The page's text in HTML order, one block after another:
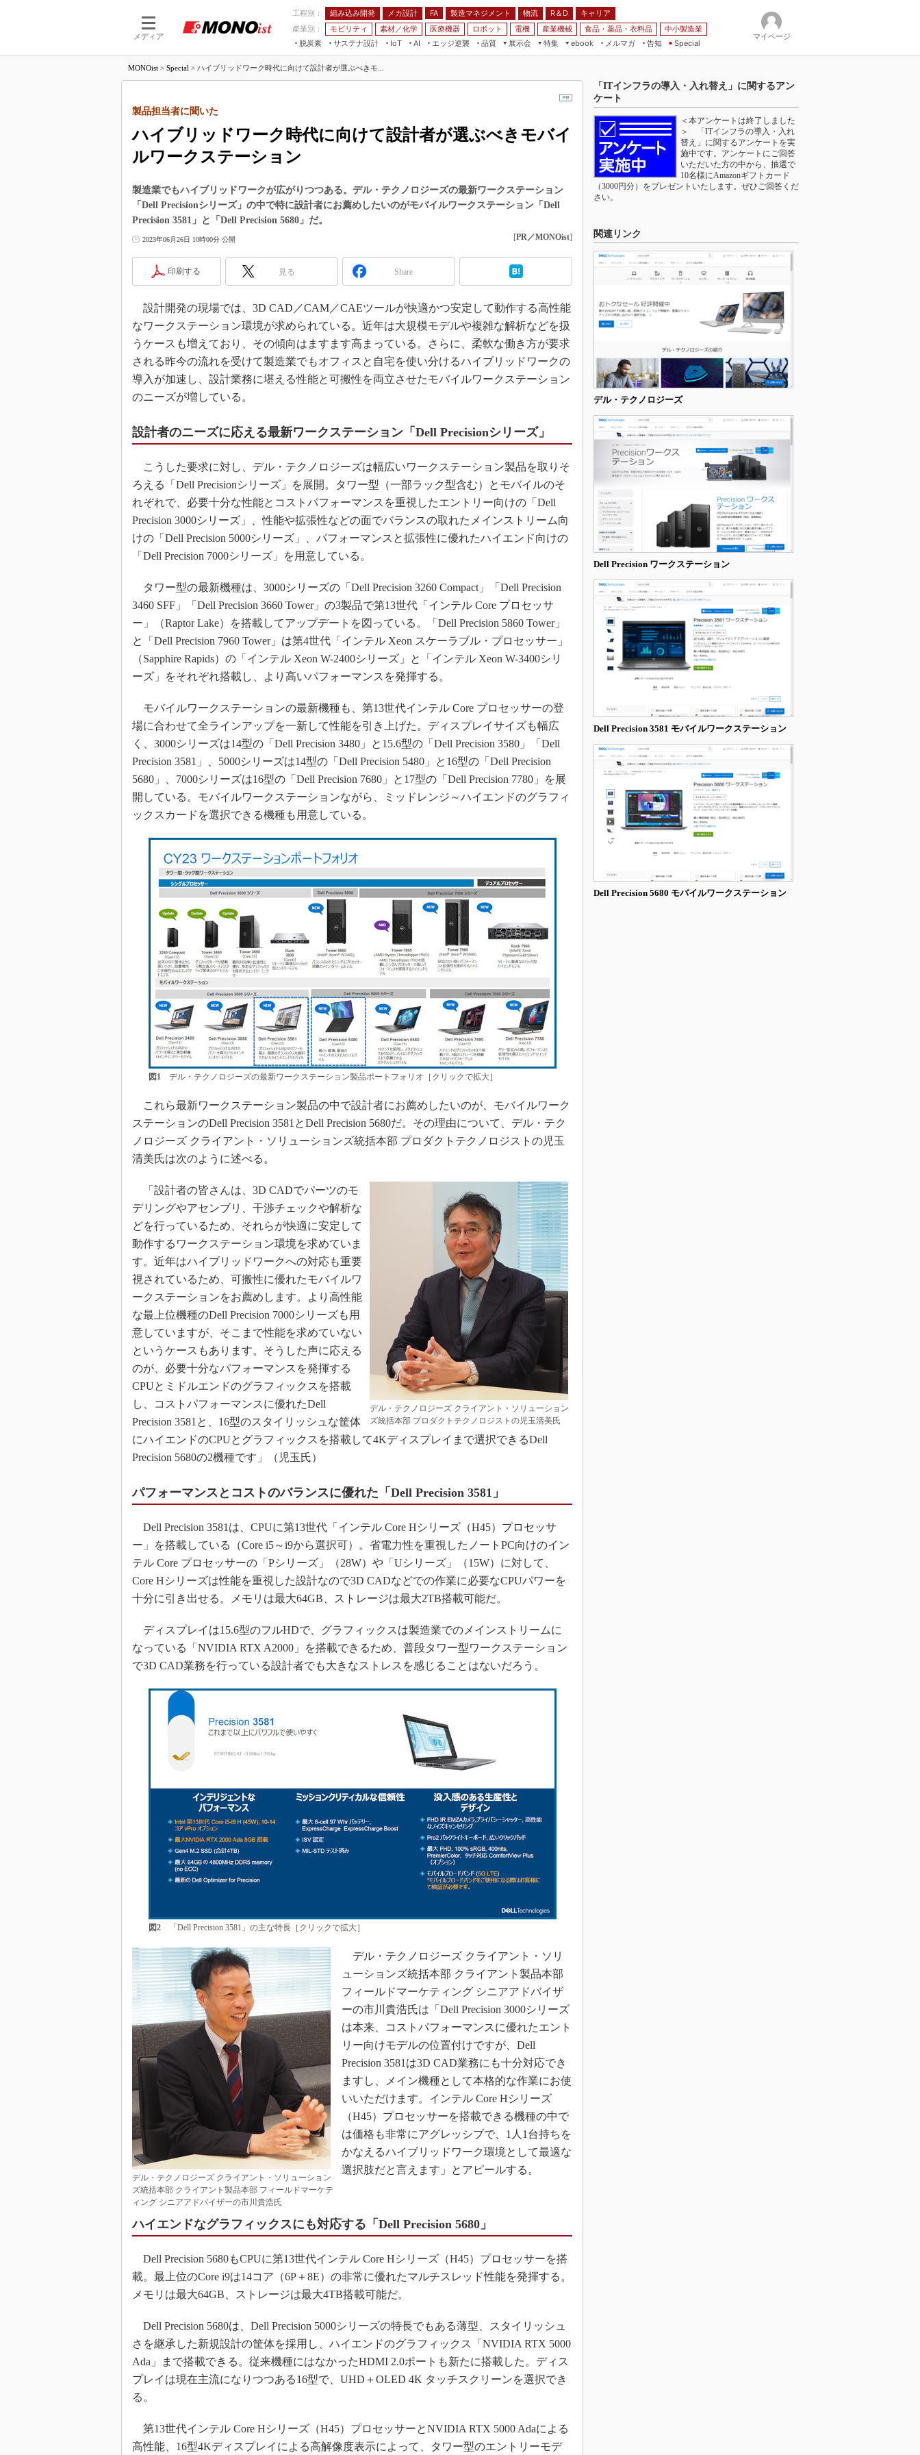
メディア
工程別： 組み込み開発 メカ設計 FA 製造マネジメント 物流 R＆D
キャリア
産業別：
モビリティ 素材／化学 医療機器 ロボット 電機 産業機械 食品・薬品・衣料品
中小製造業
脱炭素
サステナ設計
IoT
つながる工場
AI
AI×設備保全
エッジ逆襲 品質
展示会
JIMTOF
IIFES
TECHNO-FRONTIER
EdgeTech+
産業オープンネット展
特集
つながるクルマ
フィールドサービス
組み込み画像技術
組み込みモデリング
ISO26262
3Dプリンタ
デジタルツインとCAE
インダストリー4.0
メイドインジャパン
知財マネジメント
海外生産
グローバル設計・開発
制御セキュリティ
ebook
メカ設計
モビリティ
メルマガ
告知 Special
マイページ
MONOist > Special > ハイブリッドワーク時代に向けて設計者が選ぶべきモ...
ハイブリッドワーク時代に向けて設計者が選ぶべきモバイ
ルワークステーション
製品担当者に聞いた
製造業でもハイブリッドワークが広がりつつある。デル・テクノロジーズの最新ワークステーション
「Dell Precisionシリーズ」の中で特に設計者にお薦めしたいのがモバイルワークステーション「Dell
Precision 3581」と「Dell Precision 5680」だ。
2023年06月26日 10時00分 公開 [PR／MONOist]
印刷する 見る Share
設計開発の現場では、3D CAD／CAM／CAEツールが快適かつ安定して動作する高性能
なワークステーション環境が求められている。近年は大規模モデルや複雑な解析などを扱
うケースも増えており、その傾向はますます高まっている。さらに、柔軟な働き方が要求
される昨今の流れを受けて製造業でもオフィスと自宅を使い分けるハイブリッドワークの
導入が加速し、設計業務に堪える性能と可搬性を両立させたモバイルワークステーション
のニーズが増している。
設計者のニーズに応える最新ワークステーション「Dell Precisionシリーズ」
こうした要求に対し、デル・テクノロジーズは幅広いワークステーション製品を取りそ
ろえる「Dell Precisionシリーズ」を展開。タワー型（一部ラック型含む）とモバイルのそ
れぞれで、必要十分な性能とコストパフォーマンスを重視したエントリー向けの「Dell
Precision 3000シリーズ」、性能や拡張性などの面でバランスの取れたメインストリーム向
けの「Dell Precision 5000シリーズ」、パフォーマンスと拡張性に優れたハイエンド向けの
「Dell Precision 7000シリーズ」を用意している。
タワー型の最新機種は、3000シリーズの「Dell Precision 3260 Compact」「Dell Precision
3460 SFF」「Dell Precision 3660 Tower」の3製品で第13世代「インテル Core プロセッサ
ー」（Raptor Lake）を搭載してアップデートを図っている。「Dell Precision 5860 Tower」
と「Dell Precision 7960 Tower」は第4世代「インテル Xeon スケーラブル・プロセッサー」
（Sapphire Rapids）の「インテル Xeon W-2400シリーズ」と「インテル Xeon W-3400シリ
ーズ」をそれぞれ搭載し、より高いパフォーマンスを発揮する。
モバイルワークステーションの最新機種も、第13世代インテル Core プロセッサーの登
場に合わせて全ラインアップを一新して性能を引き上げた。ディスプレイサイズも幅広
く、3000シリーズは14型の「Dell Precision 3480」と15.6型の「Dell Precision 3580」「Dell
Precision 3581」、5000シリーズは14型の「Dell Precision 5480」と16型の「Dell Precision
5680」、7000シリーズは16型の「Dell Precision 7680」と17型の「Dell Precision 7780」を展
開している。モバイルワークステーションながら、ミッドレンジ～ハイエンドのグラフィ
ックスカードを選択できる機種も用意している。
図1デル・テクノロジーズの最新ワークステーション製品ポートフォリオ［クリックで拡大］
これら最新ワークステーション製品の中で設計者にお薦めしたいのが、モバイルワーク
ステーションのDell Precision 3581とDell Precision 5680だ。その理由について、デル・テク
ノロジーズ クライアント・ソリューションズ統括本部 プロダクトテクノロジストの児玉
清美氏は次のように述べる。
デル・テクノロジーズ クライアント・ソリューション
ズ統括本部 プロダクトテクノロジストの児玉清美氏
「設計者の皆さんは、3D CADでパーツのモ
デリングやアセンブリ、干渉チェックや解析な
どを行っているため、それらが快適に安定して
動作するワークステーション環境を求めていま
す。近年はハイブリッドワークへの対応も重要
視されているため、可搬性に優れたモバイルワ
ークステーションをお薦めします。より高性能
な最上位機種のDell Precision 7000シリーズも用
意していますが、そこまで性能を求めていない
というケースもあります。そうした声に応える
のが、必要十分なパフォーマンスを発揮する
CPUとミドルエンドのグラフィックスを搭載
し、コストパフォーマンスに優れたDell
Precision 3581と、16型のスタイリッシュな筐体
にハイエンドのCPUとグラフィックスを搭載して4Kディスプレイまで選択できるDell
Precision 5680の2機種です」（児玉氏）
パフォーマンスとコストのバランスに優れた「Dell Precision 3581」
Dell Precision 3581は、CPUに第13世代「インテル Core Hシリーズ（H45）プロセッサ
ー」を搭載している（Core i5～i9から選択可）。省電力性を重視したノートPC向けのイン
テル Core プロセッサーの「Pシリーズ」（28W）や「Uシリーズ」（15W）に対して、
Core Hシリーズは性能を重視した設計なので3D CADなどでの作業に必要なCPUパワーを
十分に引き出せる。メモリは最大64GB、ストレージは最大2TB搭載可能だ。
ディスプレイは15.6型のフルHDで、グラフィックスは製造業でのメインストリームに
なっている「NVIDIA RTX A2000」を搭載できるため、普段タワー型ワークステーション
で3D CAD業務を行っている設計者でも大きなストレスを感じることはないだろう。
図2「Dell Precision 3581」の主な特長［クリックで拡大］
デル・テクノロジーズ クライアント・ソリューション
ズ統括本部 クライアント製品本部 フィールドマーケテ
ィング シニアアドバイザーの市川貴浩氏
デル・テクノロジーズ クライアント・ソリ
ューションズ統括本部 クライアント製品本部
フィールドマーケティング シニアアドバイザ
ーの市川貴浩氏は「Dell Precision 3000シリーズ
は本来、コストパフォーマンスに優れたエント
リー向けモデルの位置付けですが、Dell
Precision 3581は3D CAD業務にも十分対応でき
ますし、メイン機種として本格的な作業にお使
いいただけます。インテル Core Hシリーズ
（H45）プロセッサーを搭載できる機種の中で
は価格も非常にアグレッシブで、1人1台持ちを
かなえるハイブリッドワーク環境として最適な
選択肢だと言えます」とアピールする。
ハイエンドなグラフィックスにも対応する「Dell Precision 5680」
Dell Precision 5680もCPUに第13世代インテル Core Hシリーズ（H45）プロセッサーを搭
載。最上位のCore i9は14コア（6P＋8E）の非常に優れたマルチスレッド性能を発揮する。
メモリは最大64GB、ストレージは最大4TB搭載可能だ。
Dell Precision 5680は、Dell Precision 5000シリーズの特長でもある薄型、スタイリッシュ
さを継承した新規設計の筐体を採用し、ハイエンドのグラフィックス「NVIDIA RTX 5000
Ada」まで搭載できる。従来機種にはなかったHDMI 2.0ポートも新たに搭載した。ディス
プレイは現在主流になりつつある16型で、UHD＋OLED 4K タッチスクリーンを選択でき
る。
第13世代インテル Core Hシリーズ（H45）プロセッサーとNVIDIA RTX 5000 Adaによる
高性能、16型4Kディスプレイによる高解像度表示によって、タワー型のエントリーモデ
「ITインフラの導入・入れ替え」に関するアン
ケート
＜本アンケートは終了しました
＞ 「ITインフラの導入・入れ
替え」に関するアンケートを実
施中です。アンケートにご回答
いただいた方の中から、抽選で
10名様にAmazonギフトカード
（3000円分）をプレゼントいたします。ぜひご回答くだ
さい。
関連リンク
デル・テクノロジーズ
Dell Precision ワークステーション
Dell Precision 3581 モバイルワークステーション
Dell Precision 5680 モバイルワークステーション